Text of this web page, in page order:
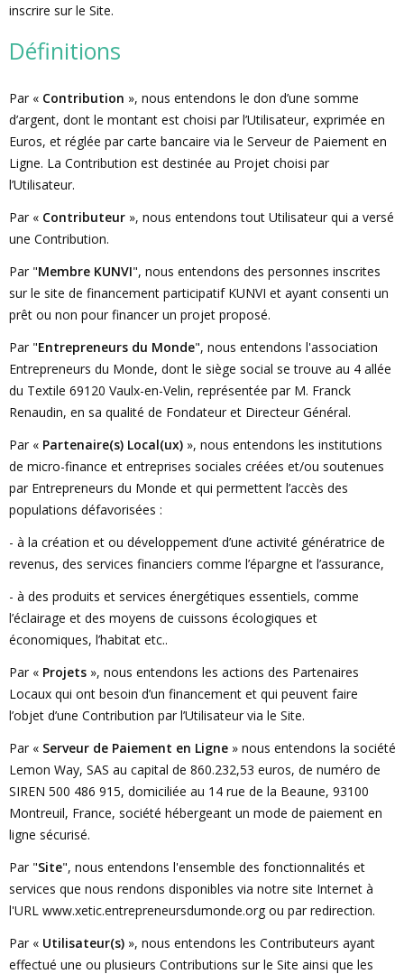
inscrire sur le Site.
Définitions
Par « Contribution », nous entendons le don d’une somme
d’argent, dont le montant est choisi par l’Utilisateur, exprimée en
Euros, et réglée par carte bancaire via le Serveur de Paiement en
Ligne. La Contribution est destinée au Projet choisi par
l’Utilisateur.
Par « Contributeur », nous entendons tout Utilisateur qui a versé
une Contribution.
Par "Membre KUNVI", nous entendons des personnes inscrites
sur le site de financement participatif KUNVI et ayant consenti un
prêt ou non pour financer un projet proposé.
Par "Entrepreneurs du Monde", nous entendons l'association
Entrepreneurs du Monde, dont le siège social se trouve au 4 allée
du Textile 69120 Vaulx-en-Velin, représentée par M. Franck
Renaudin, en sa qualité de Fondateur et Directeur Général.
Par « Partenaire(s) Local(ux) », nous entendons les institutions
de micro-finance et entreprises sociales créées et/ou soutenues
par Entrepreneurs du Monde et qui permettent l’accès des
populations défavorisées :
- à la création et ou développement d’une activité génératrice de
revenus, des services financiers comme l’épargne et l’assurance,
- à des produits et services énergétiques essentiels, comme
l’éclairage et des moyens de cuissons écologiques et
économiques, l’habitat etc..
Par « Projets », nous entendons les actions des Partenaires
Locaux qui ont besoin d’un financement et qui peuvent faire
l’objet d’une Contribution par l’Utilisateur via le Site.
Par « Serveur de Paiement en Ligne » nous entendons la société
Lemon Way, SAS au capital de 860.232,53 euros, de numéro de
SIREN 500 486 915, domiciliée au 14 rue de la Beaune, 93100
Montreuil, France, société hébergeant un mode de paiement en
ligne sécurisé.
Par "Site", nous entendons l'ensemble des fonctionnalités et
services que nous rendons disponibles via notre site Internet à
l'URL www.xetic.entrepreneursdumonde.org ou par redirection.
Par « Utilisateur(s) », nous entendons les Contributeurs ayant
effectué une ou plusieurs Contributions sur le Site ainsi que les